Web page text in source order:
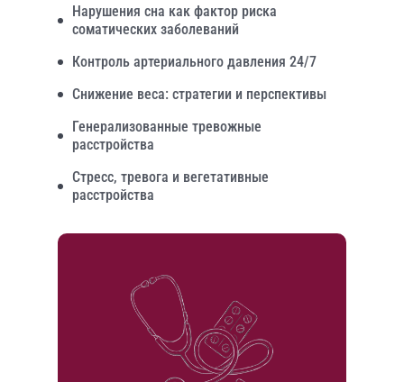
Нарушения сна как фактор риска
соматических заболеваний
Контроль артериального давления 24/7
Снижение веса: стратегии и перспективы
Генерализованные тревожные
расстройства
Стресс, тревога и вегетативные
расстройства